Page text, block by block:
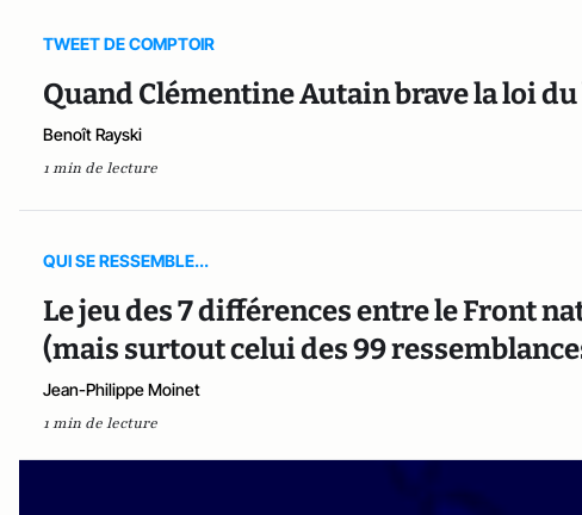
TWEET DE COMPTOIR
Quand Clémentine Autain brave la loi du
Benoît Rayski
1 min de lecture
QUI SE RESSEMBLE...
Le jeu des 7 différences entre le Front
(mais surtout celui des 99
Jean-Philippe Moinet
1 min de lecture